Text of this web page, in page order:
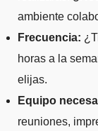
ambiente
Frecuencia:
horas a la
elijas.
Equipo
reuniones,